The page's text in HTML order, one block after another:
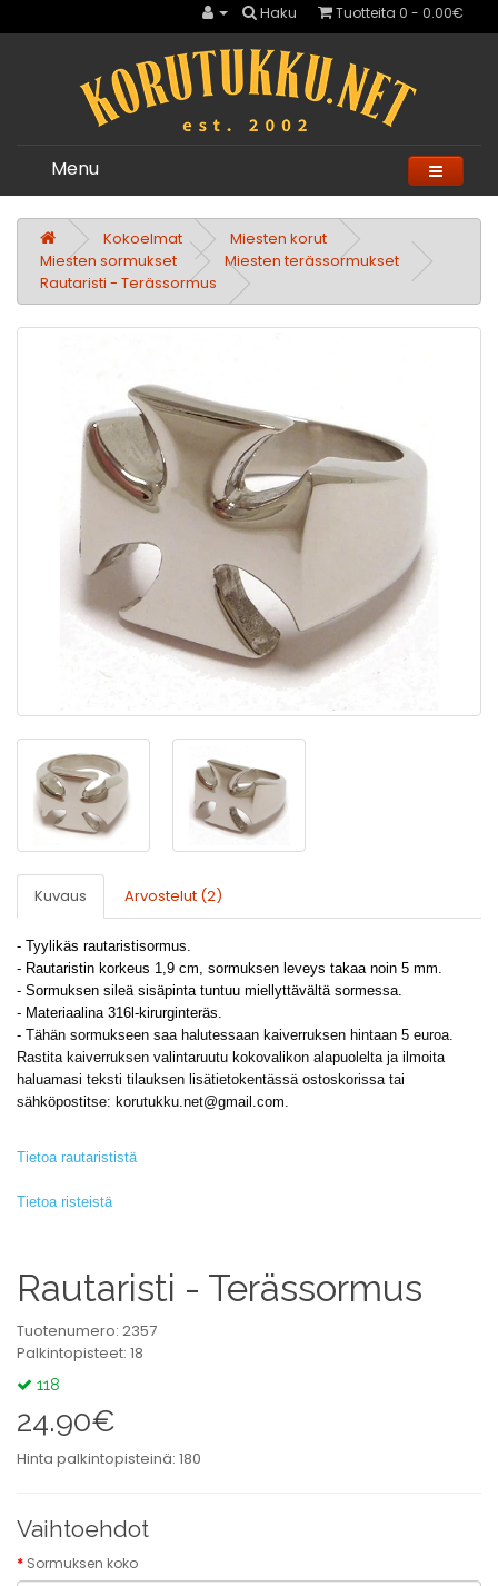
Haku Tuotteita 0 - 0.00€
Menu
Kokoelmat
Miesten korut
Miesten sormukset
Miesten terässormukset
Rautaristi - Terässormus
Kuvaus Arvostelut (2)
- Tyylikäs rautaristisormus.
- Rautaristin korkeus 1,9 cm, sormuksen leveys takaa noin 5 mm.
- Sormuksen sileä sisäpinta tuntuu miellyttävältä sormessa.
- Materiaalina 316l-kirurginteräs.
- Tähän sormukseen saa halutessaan kaiverruksen hintaan 5 euroa.
Rastita kaiverruksen valintaruutu kokovalikon alapuolelta ja ilmoita
haluamasi teksti tilauksen lisätietokentässä ostoskorissa tai
sähköpostitse: korutukku.net@gmail.com.
Tietoa rautarististä
Tietoa risteistä
Rautaristi - Terässormus
Tuotenumero: 2357
Palkintopisteet: 18
118
24.90€
Hinta palkintopisteinä: 180
Vaihtoehdot
Sormuksen koko